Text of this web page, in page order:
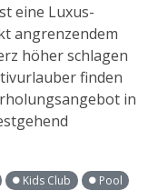
eine Luxus-
angrenzendem
höher schlagen
finden
in
Kids Club
Pool